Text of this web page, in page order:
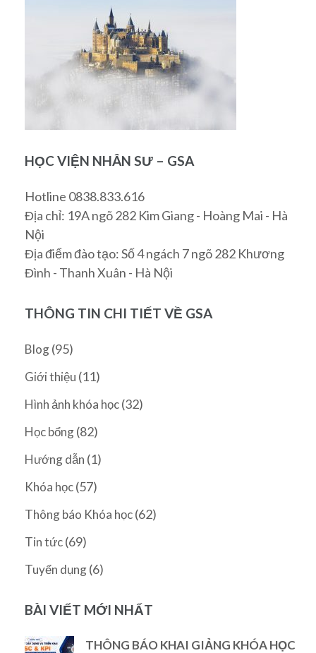
HỌC VIỆN NHÂN SƯ – GSA
Hotline 0838.833.616
Địa chỉ: 19A ngõ 282 Kim Giang - Hoàng Mai - Hà
Nội
Địa điểm đào tạo: Số 4 ngách 7 ngõ 282 Khương
Đình - Thanh Xuân - Hà Nội
THÔNG TIN CHI TIẾT VỀ GSA
Blog(95)
Giới thiệu (11)
Hình ảnh khóa học(32)
Học bổng(82)
Hướng dẫn (1)
Khóa học(57)
Thông báo Khóa học(62)
Tin tức(69)
Tuyển dụng(6)
BÀI VIẾT MỚI NHẤT
THÔNG BÁO KHAI GIẢNG KHÓA HỌC